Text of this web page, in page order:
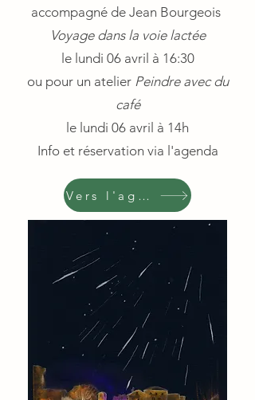
accompagné de Jean Bourgeois
Voyage dans la voie lactée
le lundi 06 avril à 16:30
ou pour un atelierPeindre avec du
café
le lundi 06 avril à 14h
Info et réservation via l'agenda
Vers l'agenda